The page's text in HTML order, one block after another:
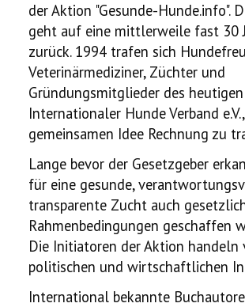
Ausstellung
Ratgeber
Service
Termine
Neues
der Aktion "Gesunde-Hunde.info".
geht auf eine mittlerweile fast 30
zurück. 1994 trafen sich
Veterinärmediziner, Züchter und
Gründungsmitglieder des
Internationaler Hunde Verband
gemeinsamen Idee Rechnung zu
Lange bevor der Gesetzgeber
für eine gesunde,
transparente Zucht auch
Rahmenbedingungen geschaffen
Die Initiatoren der Aktion
politischen und wirtschaftlichen
International bekannte